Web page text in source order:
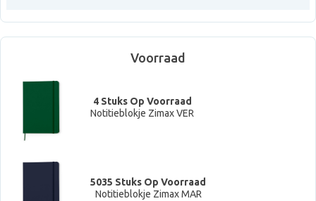
Voorraad
4 Stuks Op Voorraad
Notitieblokje Zimax VER
5035 Stuks Op Voorraad
Notitieblokje Zimax MAR